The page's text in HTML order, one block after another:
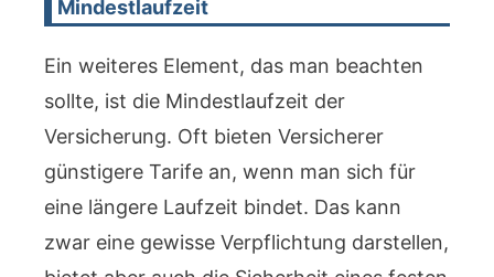
Mindestlaufzeit
Ein weiteres Element, das man beachten
sollte, ist die Mindestlaufzeit der
Versicherung. Oft bieten Versicherer
günstigere Tarife an, wenn man sich für
eine längere Laufzeit bindet. Das kann
zwar eine gewisse Verpflichtung darstellen,